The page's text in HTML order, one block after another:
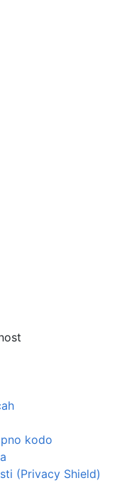
kodo
(Privacy Shield)